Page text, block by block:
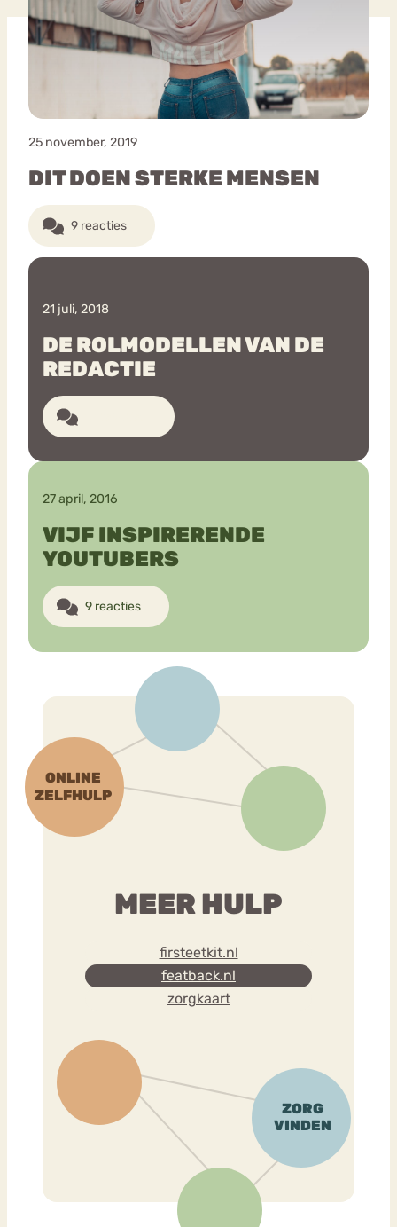
25 november, 2019
DIT DOEN STERKE MENSEN
9 reacties
21 juli, 2018
DE ROLMODELLEN VAN DE
REDACTIE
27 april, 2016
VIJF INSPIRERENDE
YOUTUBERS
9 reacties
MEER HULP
firsteetkit.nl
featback.nl
zorgkaart
Chat
Forum
Bouli
osa
Eetstoornis Anorexia Nervosa
Orthorexia
Afvallen Angst